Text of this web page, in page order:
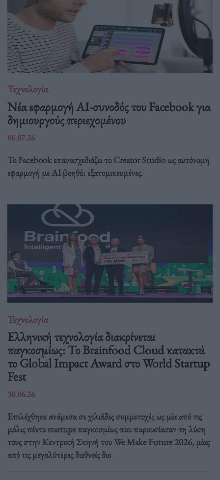
Τεχνολογία
Νέα εφαρμογή AI-συνοδός του Facebook για
δημιουργούς περιεχομένου
06.07.26
Το Facebook επανασχεδιάζει το Creator Studio ως αυτόνομη
εφαρμογή με AI βοηθό: εξατομικευμένες.
Τεχνολογία
Ελληνική τεχνολογία διακρίνεται
παγκοσμίως: Το Brainfood Cloud κατακτά
το Global Impact Award στο World Startup
Fest
30.06.26
Επιλέχθηκε ανάμεσα σε χιλιάδες συμμετοχές ως μία από τις
μόλις πέντε startups παγκοσμίως που παρουσίασαν τη λύση
τους στην Κεντρική Σκηνή του We Make Future 2026, μίας
από τις μεγαλύτερες διεθνείς διο